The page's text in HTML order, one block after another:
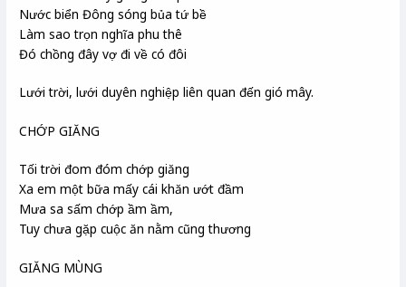
Nước biển Đông sóng bủa tứ bề
Làm sao trọn nghĩa phu thê
Đó chồng đây vợ đi về có đôi
Lưới trời, lưới duyên nghiệp liên quan đến gió mây.
CHỚP GIĂNG
Tối trời đom đóm chớp giăng
Xa em một bữa mấy cái khăn ướt đầm
Mưa sa sấm chớp ầm ầm,
Tuy chưa gặp cuộc ăn nằm cũng thương
GIĂNG MÙNG